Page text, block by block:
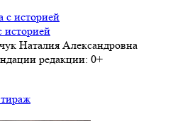
с историей
историей
Наталия Александровна
редакции: 0+